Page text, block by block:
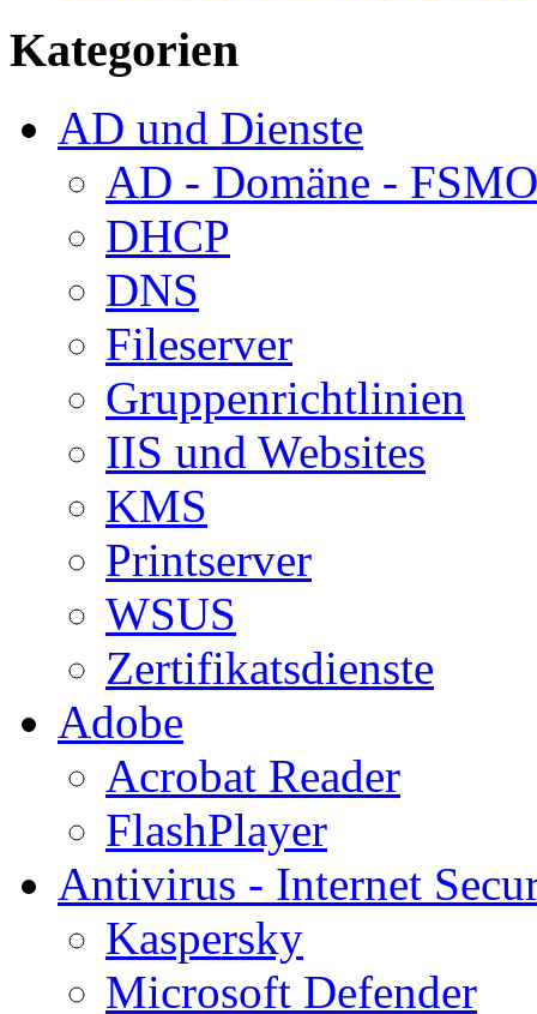
Kategorien
AD und Dienste
AD - Domäne - FSMO
DHCP
DNS
Fileserver
Gruppenrichtlinien
IIS und Websites
KMS
Printserver
WSUS
Zertifikatsdienste
Adobe
Acrobat Reader
FlashPlayer
Antivirus - Internet
Kaspersky
Microsoft Defender